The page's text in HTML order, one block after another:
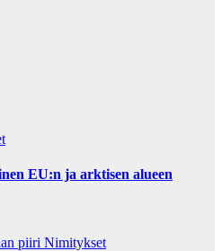
EU:n ja arktisen alueen
piiri Nimitykset